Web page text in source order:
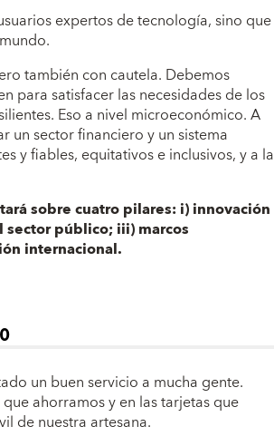
expertos detecnología, sino que
también con cautela. Debemos
para satisfacer las necesidades de los
Eso a nivel microeconómico. A
un sector financiero y un sistema
y fiables, equitativos e inclusivos, y a la
sobre cuatro pilares: i) innovación
público; iii) marcos
internacional.
un buen servicio a mucha gente.
ahorramos y en las tarjetas que
de nuestra artesana.